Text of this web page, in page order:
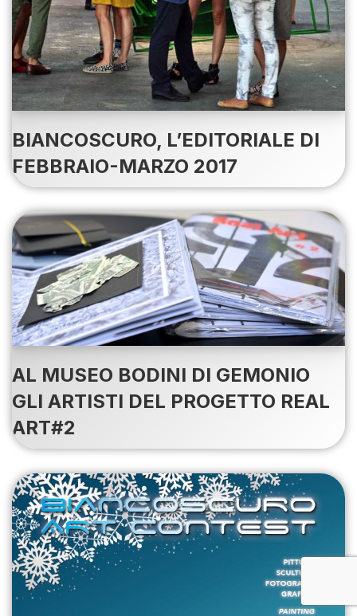
BIANCOSCURO, L’EDITORIALE DI
FEBBRAIO-MARZO 2017
AL MUSEO BODINI DI GEMONIO
GLI ARTISTI DEL PROGETTO REAL
ART#2